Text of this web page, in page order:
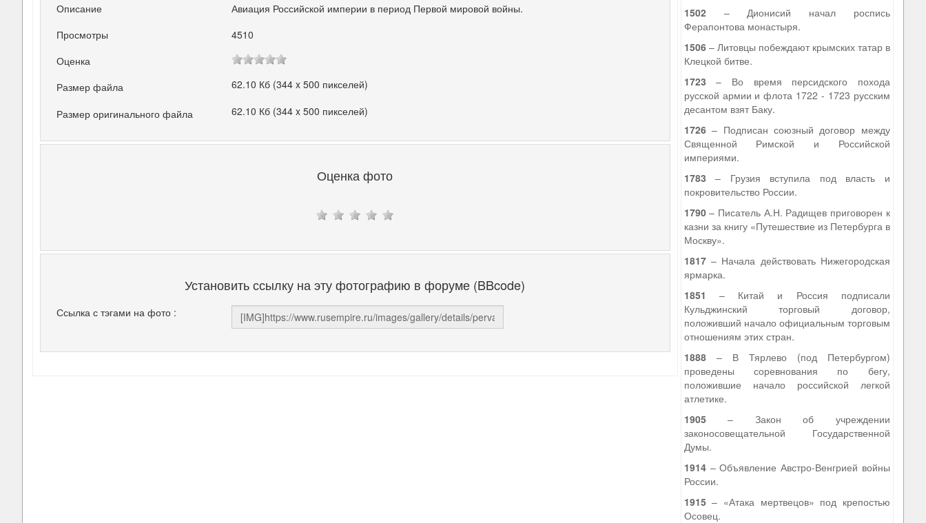
Описание
Авиация Российской империи в период Первой мировой войны.
Просмотры
4510
Оценка
Размер файла
62.10 Кб (344 x 500 пикселей)
Размер оригинального файла 62.10 Кб (344 x 500 пикселей)
Оценка фото
Установить ссылку на эту фотографию в форуме (BBcode)
Ссылка с тэгами на фото :
1502– Дионисий начал роспись
Ферапонтова монастыря.
1506– Литовцы побеждают крымских татар в
Клецкой битве.
1723 – Во время персидского похода
русской армии и флота 1722 - 1723 русским
десантом взят Баку.
1726– Подписан союзный договор между
Священной Римской и Российской
империями.
1783 – Грузия вступила под власть и
покровительство России.
1790– Писатель А.Н. Радищев приговорен к
казни за книгу «Путешествие из Петербурга в
Москву».
1817– Начала действовать Нижегородская
ярмарка.
1851 – Китай и Россия подписали
Кульджинский торговый договор,
положивший начало официальным торговым
отношениям этих стран.
1888– В Тярлево (под Петербургом)
проведены соревнования по бегу,
положившие начало российской легкой
атлетике.
1905– Закон об учреждении
законосовещательной Государственной
Думы.
1914– Объявление Австро-Венгрией войны
России.
1915– «Атака мертвецов» под крепостью
Осовец.